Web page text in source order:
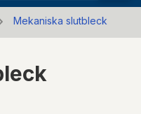
Mekaniska slutbleck